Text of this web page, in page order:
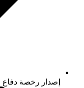
إصدار رخصة